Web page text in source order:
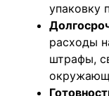
упаковку
расходы
штрафы,